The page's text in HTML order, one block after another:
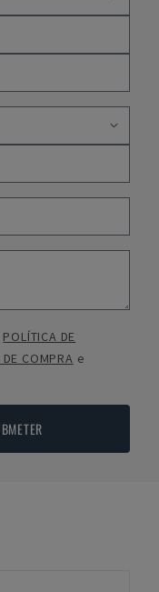
POLÍTICA DE
COMPRA e